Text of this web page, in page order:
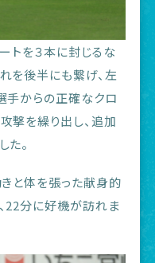
トを３本に封じるな
を後半にも繋げ、左
手からの正確なクロ
撃を繰り出し、追加
た。
と体を張った献身的
22分に好機が訪れま